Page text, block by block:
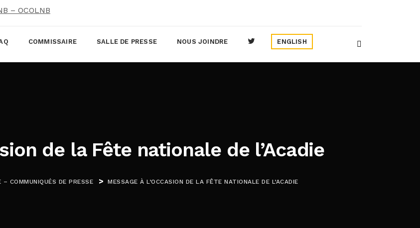
COMMISSAIRE SALLE DE PRESSE NOUS JOINDRE ENGLISH
de la Fête nationale de l’Acadie
– COMMUNIQUÉS DE PRESSE > MESSAGE À L’OCCASION DE LA FÊTE NATIONALE DE L’ACADIE